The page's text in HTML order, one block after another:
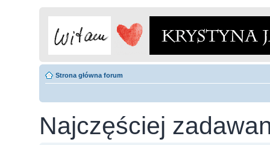
Strona główna forum
Najczęściej